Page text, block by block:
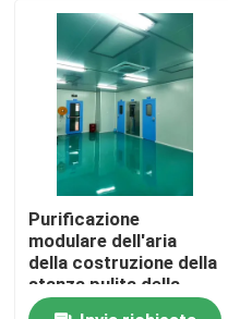
Circa noi
Giro della fabbrica
Controllo di qualità
Contattici
Purificazione
modulare dell'aria
della costruzione della
stanza pulita della
pianta elettronica